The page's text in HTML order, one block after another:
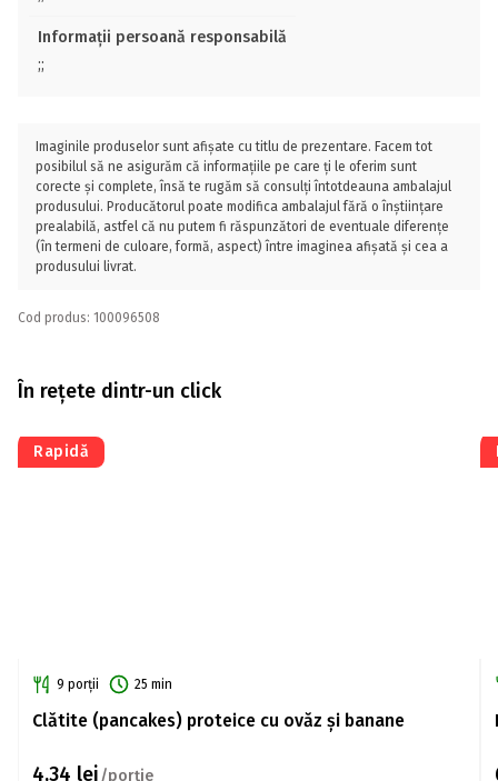
Informații persoană responsabilă
;;
Imaginile produselor sunt afișate cu titlu de prezentare. Facem tot
posibilul să ne asigurăm că informațiile pe care ți le oferim sunt
corecte și complete, însă te rugăm să consulți întotdeauna ambalajul
produsului. Producătorul poate modifica ambalajul fără o înștiințare
prealabilă, astfel că nu putem fi răspunzători de eventuale diferențe
(în termeni de culoare, formă, aspect) între imaginea afișată și cea a
produsului livrat.
Cod produs: 100096508
În rețete dintr-un click
Rapidă
9 porții 25 min
Clătite (pancakes) proteice cu ovăz și banane
4,34 lei/porție